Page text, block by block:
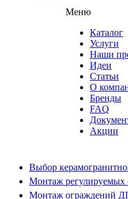
Меню
Каталог
Услуги
Наши
Идеи
Статьи
О
Бренды
FAQ
Акции
Выбор
Монтаж
Монтаж ограждений